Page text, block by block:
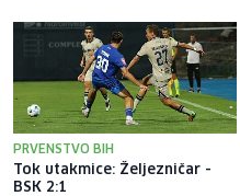
PRVENSTVO BIH
Tok utakmice: Željezničar -
BSK 2:1